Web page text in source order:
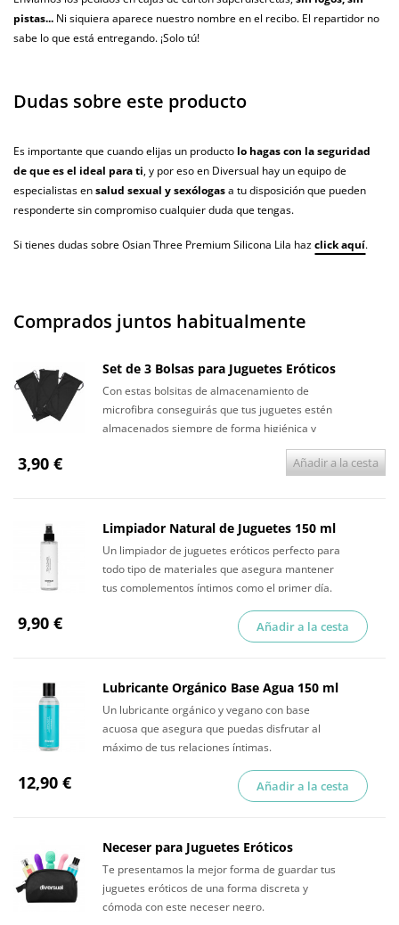
pistas... Ni siquiera aparece nuestro nombre en el recibo. El repartidor no
sabe lo que está entregando. ¡Solo tú!
Dudas sobre este producto
Es importante que cuando elijas un producto lo hagas con la seguridad
de que es el ideal para ti, y por eso en Diversual hay un equipo de
especialistas ensalud sexual y sexólogasa tu disposición que pueden
responderte sin compromiso cualquier duda que tengas.
Si tienes dudas sobre Osian Three Premium Silicona Lila hazclick aquí.
Comprados juntos habitualmente
Set de 3 Bolsas para Juguetes Eróticos
Con estas bolsitas de almacenamiento de
microfibra conseguirás que tus juguetes estén
almacenados siempre de forma higiénica y
3,90 € Añadir a la cesta
Limpiador Natural de Juguetes 150 ml
Un limpiador de juguetes eróticos perfecto para
todo tipo de materiales que asegura mantener
tus complementos íntimos como el primer día.
9,90 € Añadir a la cesta
Lubricante Orgánico Base Agua 150 ml
Un lubricante orgánico y vegano con base
acuosa que asegura que puedas disfrutar al
máximo de tus relaciones íntimas.
12,90 € Añadir a la cesta
Neceser para Juguetes Eróticos
Te presentamos la mejor forma de guardar tus
juguetes eróticos de una forma discreta y
cómoda con este neceser negro.